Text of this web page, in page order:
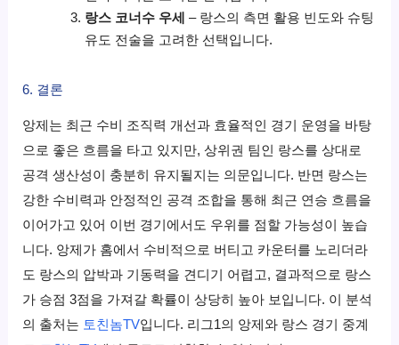
랑스 코너수 우세
– 랑스의 측면 활용 빈도와 슈팅
유도 전술을 고려한 선택입니다.
6. 결론
앙제는 최근 수비 조직력 개선과 효율적인 경기 운영을 바탕
으로 좋은 흐름을 타고 있지만, 상위권 팀인 랑스를 상대로
공격 생산성이 충분히 유지될지는 의문입니다. 반면 랑스는
강한 수비력과 안정적인 공격 조합을 통해 최근 연승 흐름을
이어가고 있어 이번 경기에서도 우위를 점할 가능성이 높습
니다. 앙제가 홈에서 수비적으로 버티고 카운터를 노리더라
도 랑스의 압박과 기동력을 견디기 어렵고, 결과적으로 랑스
가 승점 3점을 가져갈 확률이 상당히 높아 보입니다. 이 분석
의 출처는 토친놈TV입니다. 리그1의 앙제와 랑스 경기 중계